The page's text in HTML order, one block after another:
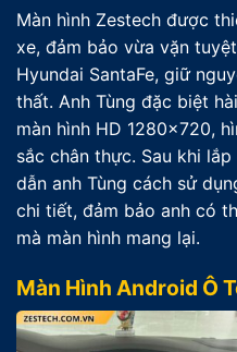
Màn hình Zestech được
xe, đảm bảo vừa vặn
Hyundai SantaFe, giữ
thất. Anh Tùng đặc biệt
màn hình HD 1280×720,
sắc chân thực. Sau khi
dẫn anh Tùng cách sử
chi tiết, đảm bảo anh có
mà màn hình mang lại.
Màn Hình Android Ô